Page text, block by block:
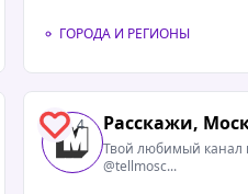
ГОРОДА И РЕГИОНЫ
4 Расскажи,
Твой любимый канал
@tellmosc...